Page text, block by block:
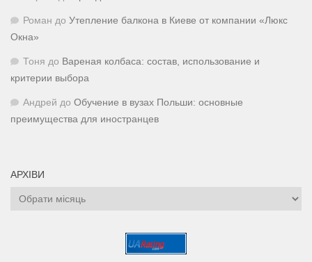
Роман до Утепление балкона в Киеве от компании «Люкс
Окна»
Тоня до Вареная колбаса: состав, использование и
критерии выбора
Андрей до Обучение в вузах Польши: основные
преимущества для иностранцев
АРХІВИ
Архіви